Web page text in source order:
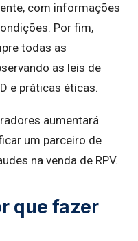
com informações
Por fim,
todas as
as leis de
e práticas éticas.
aumentará
um parceiro de
na venda de RPV.
que fazer